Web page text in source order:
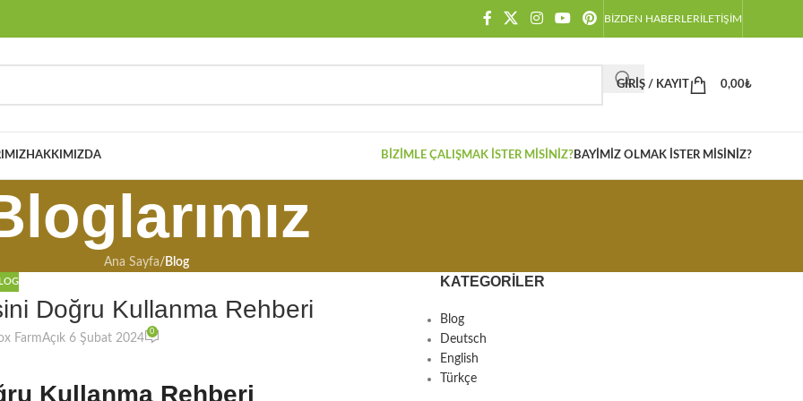
BIZDEN HABERLERİLETIŞIM
GIRIŞ / KAYIT 0,00₺
HAKKIMIZDA BIZIMLE ÇALIŞMAK İSTER MISINIZ?BAYIMIZ OLMAK İSTER MISINIZ?
Ana Sayfa/ Blog
Doğru Kullanma Rehberi
FarmAçık 6 Şubat 2024
0
Kullanma Rehberi
KATEGORILER
Blog
Deutsch
English
Türkçe